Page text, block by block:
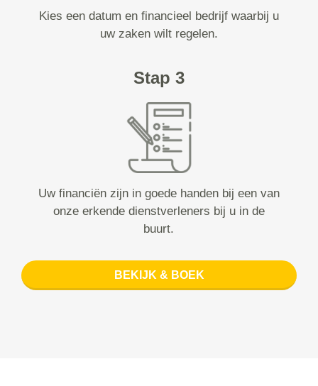
Kies een datum en financieel bedrijf waarbij u
uw zaken wilt regelen.
Stap 3
Uw financiën zijn in goede handen bij een van
onze erkende dienstverleners bij u in de
buurt.
BEKIJK & BOEK